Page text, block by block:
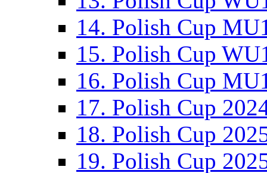
14. Polish Cup
15. Polish Cup
16. Polish Cup
17. Polish Cup
18. Polish Cup
19. Polish Cup